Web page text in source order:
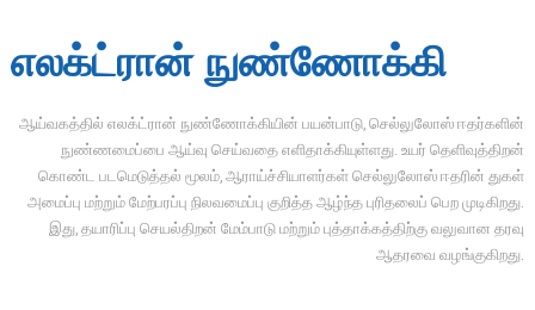
எலக்ட்ரான் நுண்ணோக்கி
ஆய்வகத்தில் எலக்ட்ரான் நுண்ணோக்கியின் பயன்பாடு, செல்லுலோஸ் ஈதர்களின்
நுண்ணமைப்பை ஆய்வு செய்வதை எளிதாக்கியுள்ளது. உயர் தெளிவுத்திறன்
கொண்ட படமெடுத்தல் மூலம், ஆராய்ச்சியாளர்கள் செல்லுலோஸ் ஈதரின் துகள்
அமைப்பு மற்றும் மேற்பரப்பு நிலவமைப்பு குறித்த ஆழ்ந்த புரிதலைப் பெற முடிகிறது.
இது, தயாரிப்பு செயல்திறன் மேம்பாடு மற்றும் புத்தாக்கத்திற்கு வலுவான தரவு
ஆதரவை வழங்குகிறது.